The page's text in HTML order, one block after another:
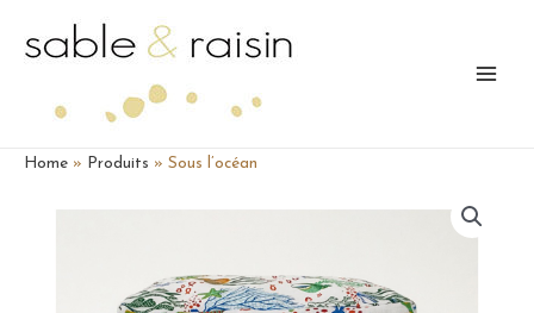
Home » Produits » Sous l’océan